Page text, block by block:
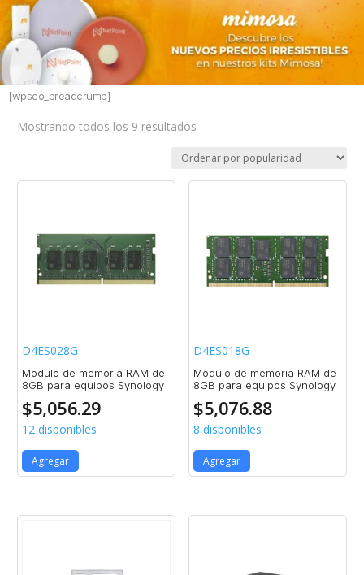
[wpseo_breadcrumb]
Mostrando todos los 9 resultados
popularity
D4ES028G
Modulo de memoria RAM de
8GB para equipos Synology
$5,056.29
12 disponibles
Agregar
D4ES018G
Modulo de memoria RAM de
8GB para equipos Synology
$5,076.88
8 disponibles
Agregar